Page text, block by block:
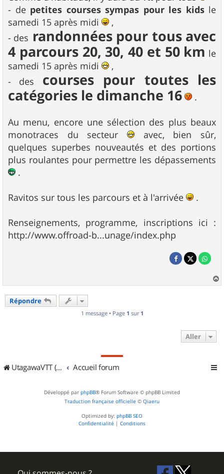
- de petites courses sympas pour les kidsle
samedi 15 après midi
,
- des randonnées pour tous avec
4 parcours 20, 30, 40 et 50 km le
samedi 15 après midi
,
- des courses pour toutes les
catégories le dimanche 16
.
Au menu, encore une sélection des plus beaux
monotraces du secteur
avec, bien sûr,
quelques superbes nouveautés et des portions
plus roulantes pour permettre les dépassements
.
Ravitos sur tous les parcours et à l'arrivée .
Renseignements, programme, inscriptions ici :
http://www.offroad-b...unage/index.php
a
Répondre
1 message • Page 1 sur 1
Aller
UtagawaVTT (Randos VTT et VTTAE avec traces GPS) Accueil forum
Développé par phpBB® Forum Software © phpBB Limited
Traduction française officielle © Qiaeru
Optimized by: phpBB SEO
Confidentialité | Conditions